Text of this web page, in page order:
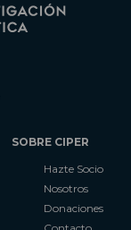
SOBRE CIPER
Hazte Socio
Nosotros
Donaciones